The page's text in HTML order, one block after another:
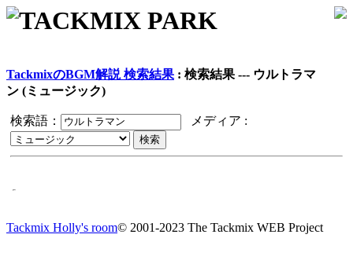
TACKMIX PARK
TackmixのBGM解説 検索結果: 検索結果 --- ウルトラマ
ン (ミュージック)
検索語： メディア :
Tackmix Holly's room© 2001-2023 The Tackmix WEB Project